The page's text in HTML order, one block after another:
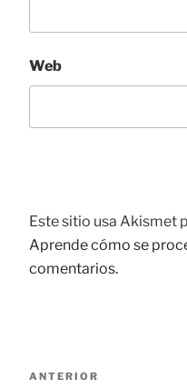
Web
Este sitio usa Akismet
Aprende cómo se
comentarios.
Navegación
Entrada
ANTERIOR